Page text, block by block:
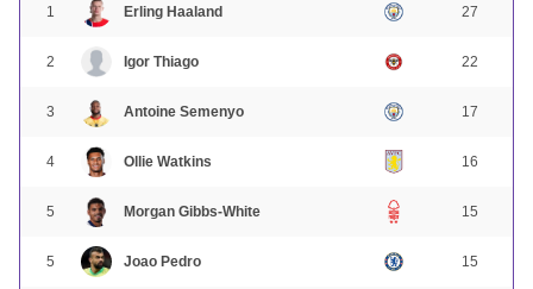
1 Erling Haaland 27
2 Igor Thiago 22
3 Antoine Semenyo 17
4 Ollie Watkins 16
5 Morgan Gibbs-White 15
5 Joao Pedro 15